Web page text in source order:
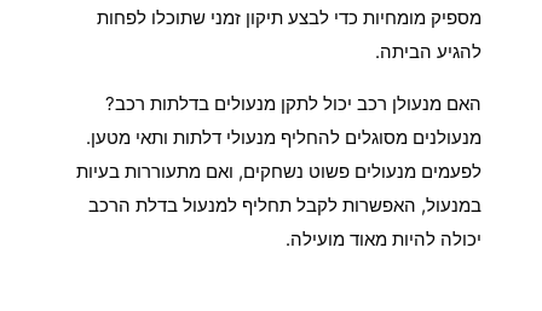
מספיק מומחיות כדי לבצע תיקון זמני שתוכלו לפחות
להגיע הביתה.
האם מנעולן רכב יכול לתקן מנעולים בדלתות רכב?
מנעולנים מסוגלים להחליף מנעולי דלתות ותאי מטען.
לפעמים מנעולים פשוט נשחקים, ואם מתעוררות בעיות
במנעול, האפשרות לקבל תחליף למנעול בדלת הרכב
יכולה להיות מאוד מועילה.